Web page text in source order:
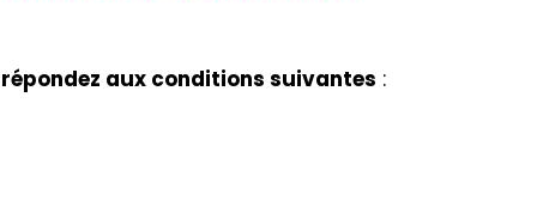
aux conditions suivantes :